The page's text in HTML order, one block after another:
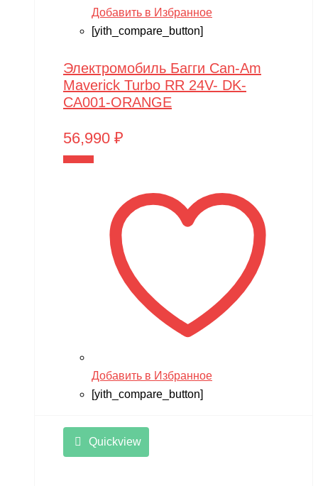
Добавить в Избранное
[yith_compare_button]
Электромобиль Багги Can-Am
Maverick Turbo RR 24V- DK-
CA001-ORANGE
56,990 ₽
Добавить в Избранное
[yith_compare_button]
Quickview